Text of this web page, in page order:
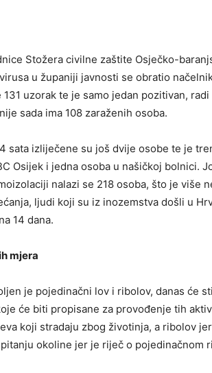
Stožera civilne zaštite Osječko-
u županiji javnosti se obratio
131 uzorak te je samo jedan pozitivan,
sada ima 108 zaraženih osoba.
sata izliječene su još dvije osobe te je
Osijek i jedna osoba u našičkoj bolnici.
nalazi se 218 osoba, što je više
ljudi koji su iz inozemstva došli u
14 dana.
mjera
je pojedinačni lov i ribolov, danas će
će biti propisane za provođenje tih
koji stradaju zbog životinja, a ribolov
okoline jer je riječ o pojedinačnom